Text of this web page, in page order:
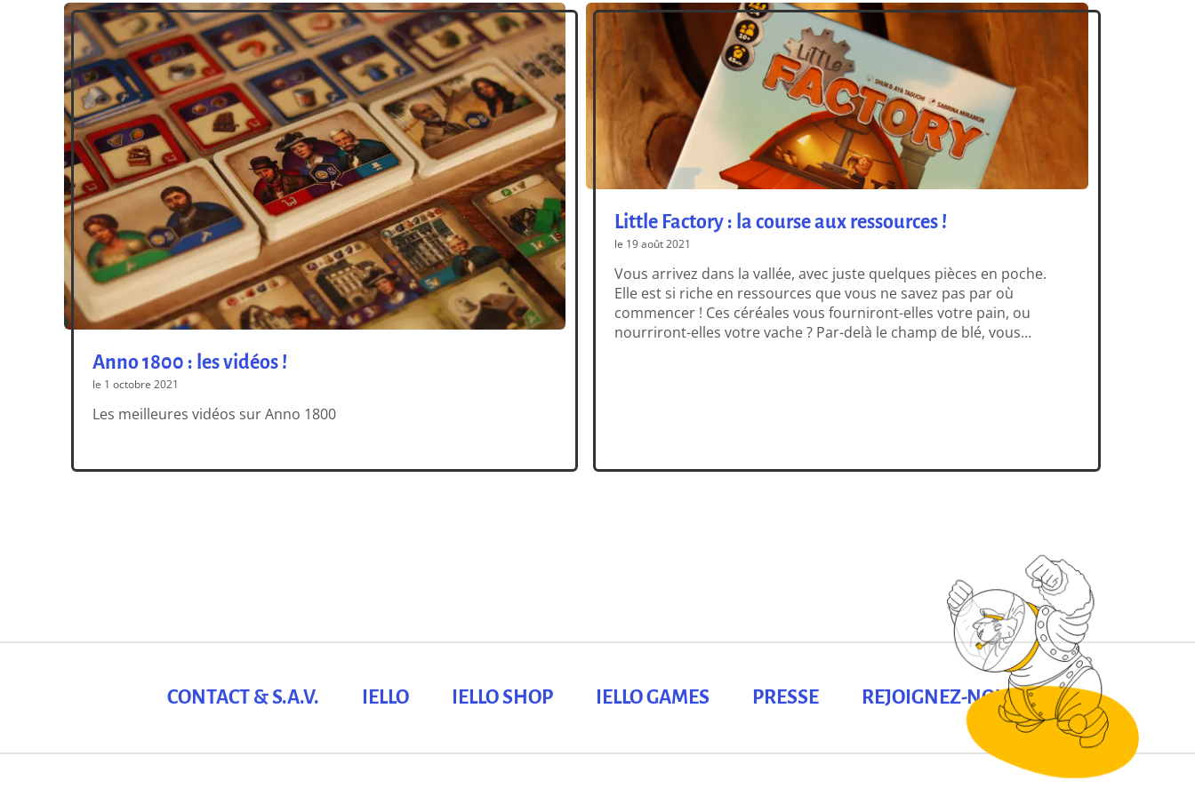
Anno 1800 : les vidéos !
le 1 octobre 2021
Les meilleures vidéos sur Anno 1800
Little Factory : la course aux ressources !
le 19 août 2021
Vous arrivez dans la vallée, avec juste quelques pièces en poche.
Elle est si riche en ressources que vous ne savez pas par où
commencer ! Ces céréales vous fourniront-elles votre pain, ou
nourriront-elles votre vache ? Par-delà le champ de blé, vous
CONTACT & S.A.V. IELLO IELLO SHOP IELLO GAMES PRESSE REJOIGNEZ-NOUS !